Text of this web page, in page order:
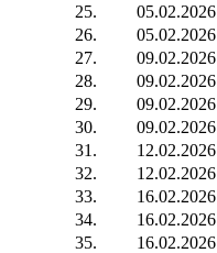
25.
05.02.2026
26.
05.02.2026
27.
09.02.2026
28.
09.02.2026
29.
09.02.2026
30.
09.02.2026
31.
12.02.2026
32.
12.02.2026
33.
16.02.2026
34.
16.02.2026
35.
16.02.2026